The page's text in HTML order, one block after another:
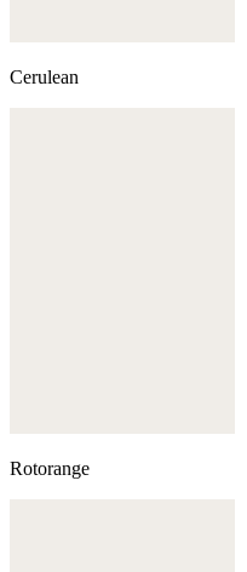
Cerulean
Rotorange